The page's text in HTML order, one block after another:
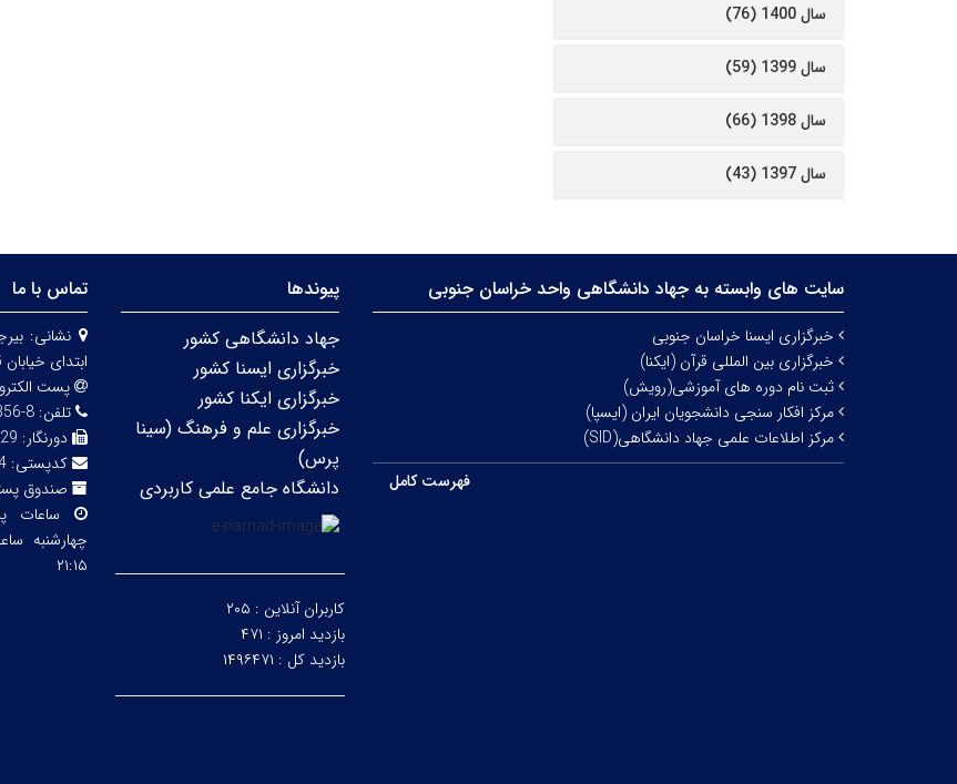
سال 1400 (76)
سال 1399 (59)
سال 1398 (66)
سال 1397 (43)
سایت های وابسته به جهاد دانشگاهی واحد خراسان جنوبی
خبرگزاری ایسنا خراسان جنوبی
خبرگزاری بین المللی قرآن (ایکنا)
ثبت نام دوره های آموزشی(رویش)
مرکز افکار سنجی دانشجویان ایران (ایسپا)
مرکز اطلاعات علمی جهاد دانشگاهی(SID)
فهرست کامل
پیوندها
جهاد دانشگاهی کشور
خبرگزاری ایسنا کشور
خبرگزاری ایکنا کشور
خبرگزاری علم و فرهنگ (سینا
پرس)
دانشگاه جامع علمی کاربردی
کاربران آنلاین : ۲۰۵
بازدید امروز : ۴۷۱
بازدید کل : ۱۴۹۶۴۷۱
تماس با ما
نشانی:
ابتدای
پست
تلفن:8-32219356 (056)
دورنگار:
کدپستی:
صندوق
ساعات
۲۱:۱۵